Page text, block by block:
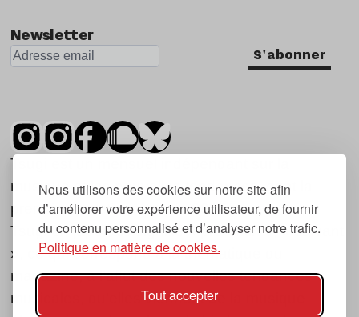
Nous utilisons des cookies sur notre site afin
d’améliorer votre expérience utilisateur, de fournir
du contenu personnalisé et d’analyser notre trafic.
Politique en matière de cookies.
Tout accepter
Newsletter
S'abonner
Tsugi est un mensuel indépendant sur la
musique et les nouvelles tendances, dont la
première parution date de 2007.
Tsugi en japonais signifie « prochain », « suivant
», ce qui correspond à la thématique du
magazine, à l’affût des nouvelles tendances
musicales, qu’elles viennent de la musique